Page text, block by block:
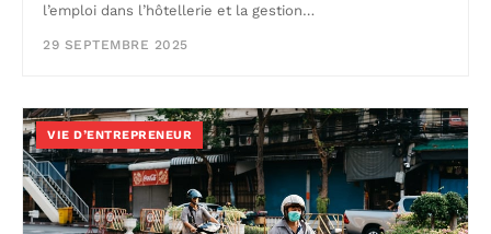
l’emploi dans l’hôtellerie et la gestion…
29 SEPTEMBRE 2025
VIE D’ENTREPRENEUR